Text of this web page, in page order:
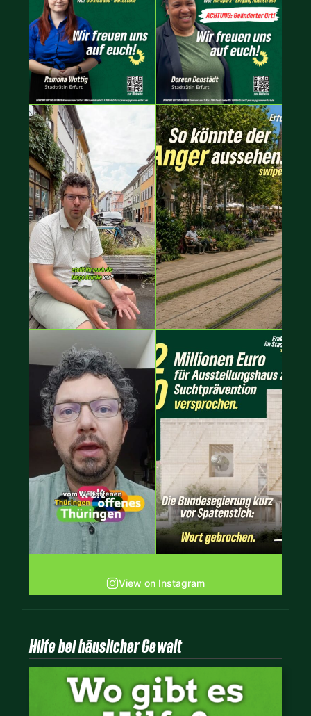
View on Instagram
Hilfe bei häuslicher Gewalt